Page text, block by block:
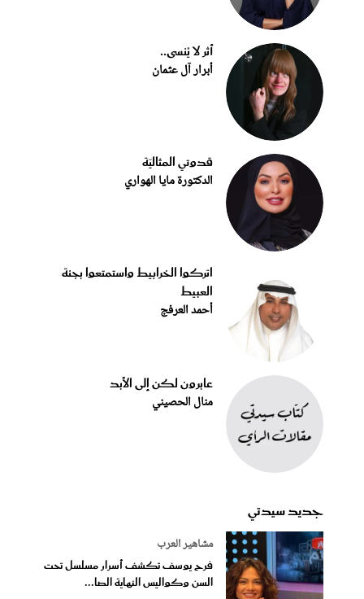
أثر لا يُنسى..
أبرار آل عثمان
قدوتي المثاليّة
الدكتورة مايا الهواري
اتركوا الخرابيط واستمتعوا بجنة
العبيط
أحمد العرفج
عابرون لكن إلى الأبد
منال الحصيني
جديد سيدتي
مشاهير العرب
فرح يوسف تكشف أسرار مسلسل تحت
السن وكواليس النهاية الصا...